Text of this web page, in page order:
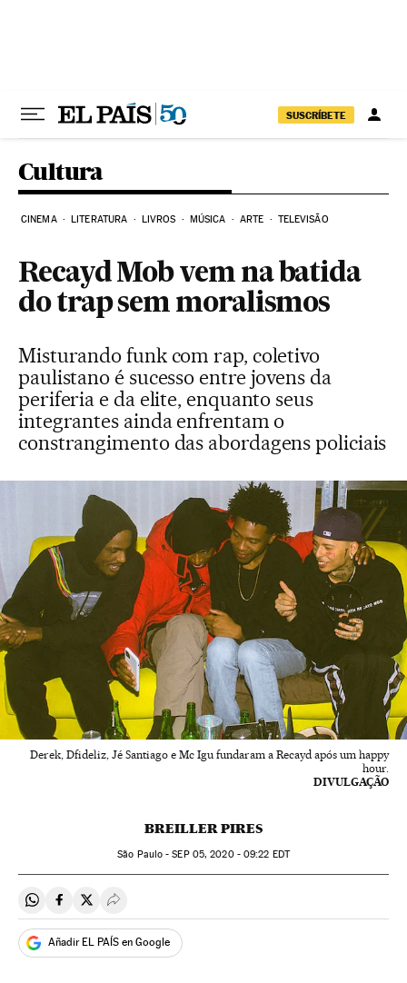
SUSCRÍBETE
Cultura
CINEMA LITERATURA LIVROS MÚSICA ARTE TELEVISÃO
Recayd Mob vem na batida
do trap sem moralismos
Misturando funk com rap, coletivo
paulistano é sucesso entre jovens da
periferia e da elite, enquanto seus
integrantes ainda enfrentam o
constrangimento das abordagens policiais
Derek, Dfideliz, Jé Santiago e Mc Igu fundaram a Recayd após um happy
hour.
DIVULGAÇÃO
BREILLER PIRES
São Paulo -SEP05, 2020 - 09:22 EDT
Compartir en Whatsapp
Compartir en Facebook
Compartir en Twitter
Desplegar Redes Sociales
Añadir EL PAÍS en Google